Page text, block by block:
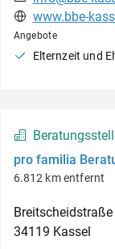
www.bbe-
Angebote
Elternzeit und
pro familia
6.812 km entfernt
Breitscheidstraße
34119 Kassel